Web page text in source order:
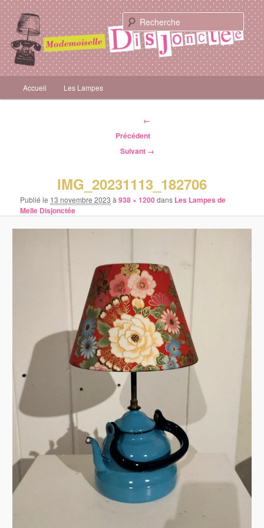
Mademoiselle Disjonctée
Des lampes créées avec des objets chinés
Aller au contenu principal
Accueil Les Lampes
Navigation
des images
←
Précédent
Suivant →
IMG_20231113_182706
Publié le 13 novembre 2023 à938 × 1200dans Les Lampes de
Melle Disjonctée